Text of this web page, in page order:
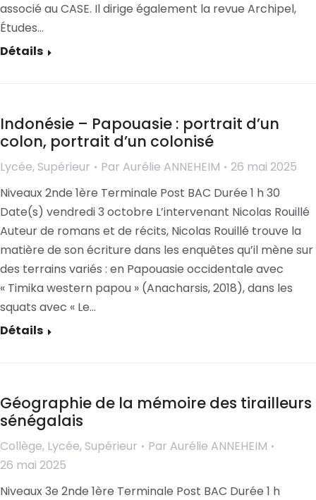
associé au CASE. Il dirige également la revue Archipel,
Études…
Détails
Indonésie – Papouasie : portrait d’un
colon, portrait d’un colonisé
Lycée, Supérieur Par Aurélie ANNEHEIM
26 mai 2025
Niveaux 2nde 1ère Terminale Post BAC Durée 1 h 30
Date(s) vendredi 3 octobre L’intervenant Nicolas Rouillé
Auteur de romans et de récits, Nicolas Rouillé trouve la
matière de son écriture dans les enquêtes qu’il mène sur
des terrains variés : en Papouasie occidentale avec
« Timika western papou » (Anacharsis, 2018), dans les
squats avec « Le…
Détails
Géographie de la mémoire des tirailleurs
sénégalais
Collège, Lycée, Supérieur Par Aurélie ANNEHEIM
26 mai 2025
Niveaux 3e 2nde 1ère Terminale Post BAC Durée 1 h